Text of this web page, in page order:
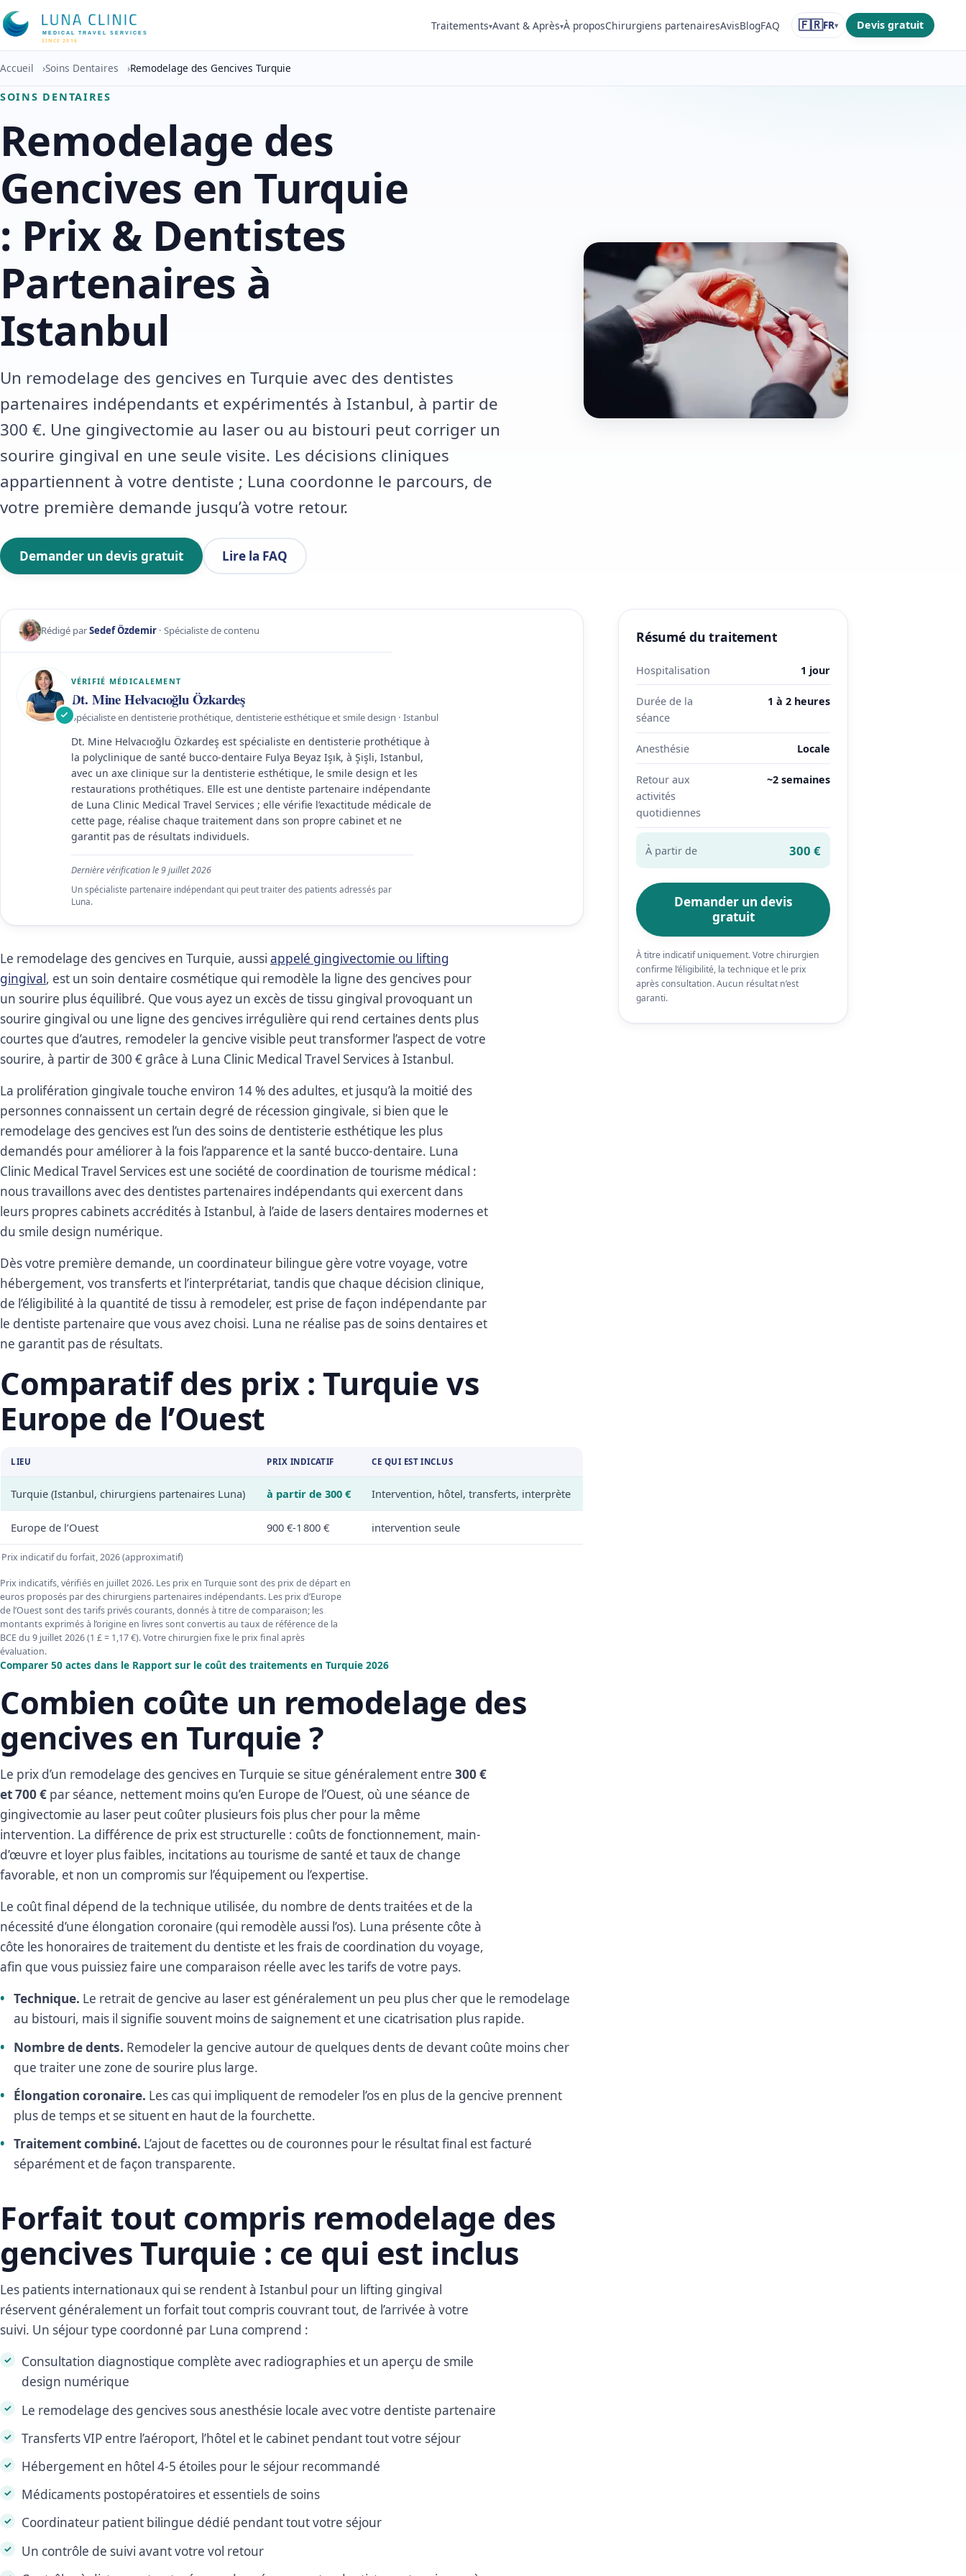
MEDICAL TRAVEL SERVICES
SINCE 2016
Traitements▾Avant & Après▾À proposChirurgiens partenairesAvisBlogFAQ 🇫🇷FR▾ Devis gratuit
Accueil ›Soins Dentaires ›Remodelage des Gencives Turquie
SOINS DENTAIRES
Remodelage des
Gencives en Turquie
: Prix & Dentistes
Partenaires à
Istanbul
Un remodelage des gencives en Turquie avec des dentistes
partenaires indépendants et expérimentés à Istanbul, à partir de
300 €. Une gingivectomie au laser ou au bistouri peut corriger un
sourire gingival en une seule visite. Les décisions cliniques
appartiennent à votre dentiste ; Luna coordonne le parcours, de
votre première demande jusqu’à votre retour.
Demander un devis gratuit Lire la FAQ
Rédigé parSedef Özdemir· Spécialiste de contenu
VÉRIFIÉ MÉDICALEMENT
Dt. Mine Helvacıoğlu Özkardeş
Spécialiste en dentisterie prothétique, dentisterie esthétique et smile design · Istanbul
Dt. Mine Helvacıoğlu Özkardeş est spécialiste en dentisterie prothétique à
la polyclinique de santé bucco-dentaire Fulya Beyaz Işık, à Şişli, Istanbul,
avec un axe clinique sur la dentisterie esthétique, le smile design et les
restaurations prothétiques. Elle est une dentiste partenaire indépendante
de Luna Clinic Medical Travel Services ; elle vérifie l’exactitude médicale de
cette page, réalise chaque traitement dans son propre cabinet et ne
garantit pas de résultats individuels.
Dernière vérification le9 juillet 2026
Un spécialiste partenaire indépendant qui peut traiter des patients adressés par
Luna.
Le remodelage des gencives en Turquie, aussi appelé gingivectomie ou lifting
gingival, est un soin dentaire cosmétique qui remodèle la ligne des gencives pour
un sourire plus équilibré. Que vous ayez un excès de tissu gingival provoquant un
sourire gingival ou une ligne des gencives irrégulière qui rend certaines dents plus
courtes que d’autres, remodeler la gencive visible peut transformer l’aspect de votre
sourire, à partir de 300 € grâce à Luna Clinic Medical Travel Services à Istanbul.
La prolifération gingivale touche environ 14 % des adultes, et jusqu’à la moitié des
personnes connaissent un certain degré de récession gingivale, si bien que le
remodelage des gencives est l’un des soins de dentisterie esthétique les plus
demandés pour améliorer à la fois l’apparence et la santé bucco-dentaire. Luna
Clinic Medical Travel Services est une société de coordination de tourisme médical :
nous travaillons avec des dentistes partenaires indépendants qui exercent dans
leurs propres cabinets accrédités à Istanbul, à l’aide de lasers dentaires modernes et
du smile design numérique.
Dès votre première demande, un coordinateur bilingue gère votre voyage, votre
hébergement, vos transferts et l’interprétariat, tandis que chaque décision clinique,
de l’éligibilité à la quantité de tissu à remodeler, est prise de façon indépendante par
le dentiste partenaire que vous avez choisi. Luna ne réalise pas de soins dentaires et
ne garantit pas de résultats.
Comparatif des prix : Turquie vs
Europe de l’Ouest
Prix indicatif du forfait, 2026 (approximatif)
LIEU PRIX INDICATIF CE QUI EST INCLUS
Turquie (Istanbul, chirurgiens partenaires Luna) à partir de 300 € Intervention, hôtel, transferts, interprète
Europe de l’Ouest 900 €-1 800 € intervention seule
Prix indicatifs, vérifiés en juillet 2026. Les prix en Turquie sont des prix de départ en
euros proposés par des chirurgiens partenaires indépendants. Les prix d’Europe
de l’Ouest sont des tarifs privés courants, donnés à titre de comparaison; les
montants exprimés à l’origine en livres sont convertis au taux de référence de la
BCE du 9 juillet 2026 (1 £ = 1,17 €). Votre chirurgien fixe le prix final après
évaluation.
Comparer 50 actes dans le Rapport sur le coût des traitements en Turquie 2026
Combien coûte un remodelage des
gencives en Turquie ?
Le prix d’un remodelage des gencives en Turquie se situe généralement entre 300 €
et 700 € par séance, nettement moins qu’en Europe de l’Ouest, où une séance de
gingivectomie au laser peut coûter plusieurs fois plus cher pour la même
intervention. La différence de prix est structurelle : coûts de fonctionnement, main-
d’œuvre et loyer plus faibles, incitations au tourisme de santé et taux de change
favorable, et non un compromis sur l’équipement ou l’expertise.
Le coût final dépend de la technique utilisée, du nombre de dents traitées et de la
nécessité d’une élongation coronaire (qui remodèle aussi l’os). Luna présente côte à
côte les honoraires de traitement du dentiste et les frais de coordination du voyage,
afin que vous puissiez faire une comparaison réelle avec les tarifs de votre pays.
Technique. Le retrait de gencive au laser est généralement un peu plus cher que le remodelage
au bistouri, mais il signifie souvent moins de saignement et une cicatrisation plus rapide.
Nombre de dents. Remodeler la gencive autour de quelques dents de devant coûte moins cher
que traiter une zone de sourire plus large.
Élongation coronaire. Les cas qui impliquent de remodeler l’os en plus de la gencive prennent
plus de temps et se situent en haut de la fourchette.
Traitement combiné. L’ajout de facettes ou de couronnes pour le résultat final est facturé
séparément et de façon transparente.
Forfait tout compris remodelage des
gencives Turquie : ce qui est inclus
Les patients internationaux qui se rendent à Istanbul pour un lifting gingival
réservent généralement un forfait tout compris couvrant tout, de l’arrivée à votre
suivi. Un séjour type coordonné par Luna comprend :
Consultation diagnostique complète avec radiographies et un aperçu de smile
design numérique
Le remodelage des gencives sous anesthésie locale avec votre dentiste partenaire
Transferts VIP entre l’aéroport, l’hôtel et le cabinet pendant tout votre séjour
Hébergement en hôtel 4-5 étoiles pour le séjour recommandé
Médicaments postopératoires et essentiels de soins
Coordinateur patient bilingue dédié pendant tout votre séjour
Un contrôle de suivi avant votre vol retour
Résumé du traitement
Hospitalisation 1 jour
Durée de la
séance
1 à 2 heures
Anesthésie Locale
Retour aux
activités
quotidiennes
~2 semaines
À partir de 300 €
Demander un devis
gratuit
À titre indicatif uniquement. Votre chirurgien
confirme l’éligibilité, la technique et le prix
après consultation. Aucun résultat n’est
garanti.